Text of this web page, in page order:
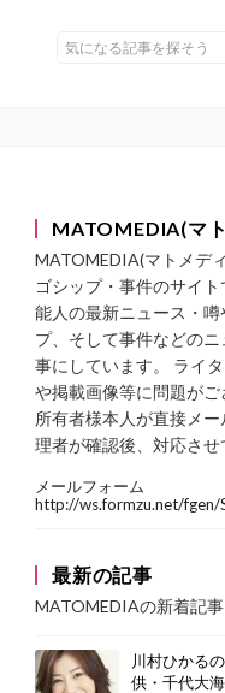
MATOMEDIA(マ
MATOMEDIA(マトメデ
ゴシップ・事件のサイ
能人の最新ニュース・
プ、そして事件などの
事にしています。 ライ
や掲載画像等に問題が
所有者様本人が直接メ
理者が確認後、対応させ
メールフォーム
http://ws.formzu.net/
最新の記事
MATOMEDIAの新着記事
川村ひかる
供・千代大